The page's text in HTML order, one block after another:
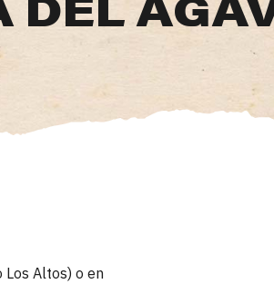
Altos) o en